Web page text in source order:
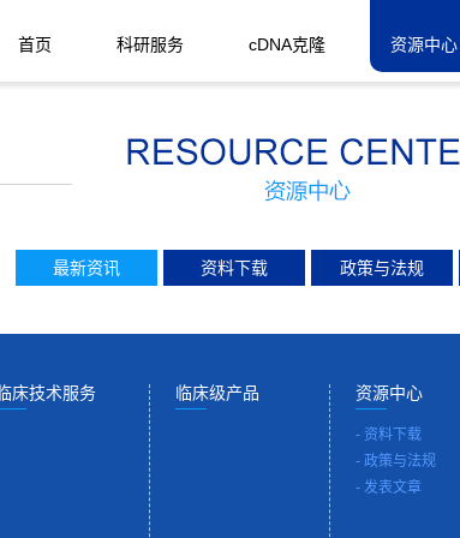
首页 科研服务 cDNA克隆 资源中心
最新资讯 资料下载 政策与法规
床技术服务 临床级产品 资源中心
- 资料下载
- 政策与法规
- 发表文章